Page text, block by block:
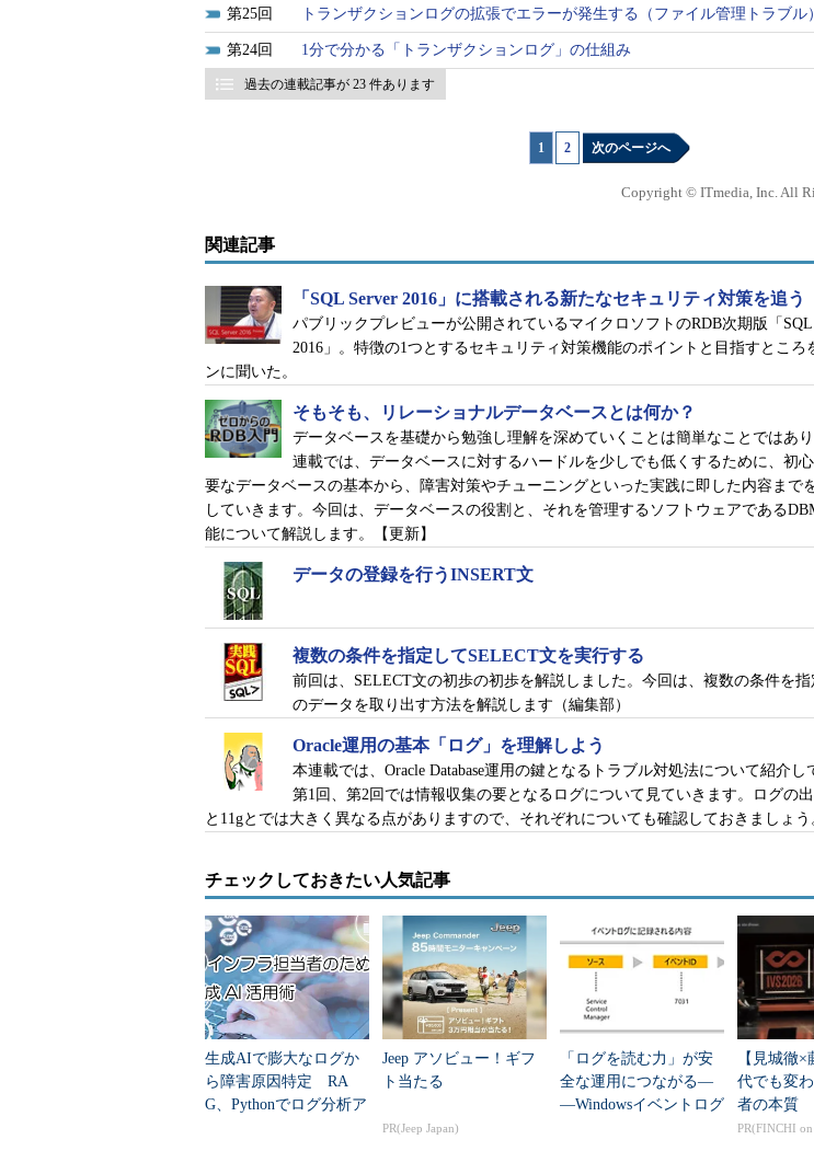
きた。
しかし、根本的な対策としてトラブル事例18の原因として挙げられて
ックアップジョブも後で確認したが通常通り動作しており、根本原因はや
でのトラブルとなってしまったため、技術的な原因だけでなく、ビジネス
トラブルの原因を探る
障害発生直後のエラーログを確認すると、確かにトランザクションログの拡
が出ていました（図19-1）（図19-2）。
図19-1 障害発生直後に取得したsys.databasesでの出力結果
図19-2 障害発生時に出力されていたエラーログ
ただしトラブル事例18 とは違い、今回はバックアップジョブが起動してい
いう、単なるバックアップ運用体制のミスが原因ではありません。
図19-1のsys.databasesでの出力結果には、 log_reuse_wait_desc列にログを再利
理由が記述されます。その値が「NOTHING」ならば「（問題は）なし」です
するデータベース「TESTDB」の値は「LOG_BACKUP」と記述されていまし
25 トランザクションログの拡張でエラーが発生する（ファイル管理トラブル）
24 1分で分かる「トランザクションログ」の仕組み
過去の連載記事が 23 件あります
1 2 次のページへ
Copyright © ITmedia, Inc. All
関連記事
「SQL Server 2016」に搭載される新たなセキュリティ対策を追う
パブリックプレビューが公開されているマイクロソフトのRDB次期版「SQL
2016」。特徴の1つとするセキュリティ対策機能のポイントと目指すところ
ンに聞いた。
そもそも、リレーショナルデータベースとは何か？
データベースを基礎から勉強し理解を深めていくことは簡単なことではあ
連載では、データベースに対するハードルを少しでも低くするために、初
要なデータベースの基本から、障害対策やチューニングといった実践に即した内容まで
していきます。今回は、データベースの役割と、それを管理するソフトウェアである
能について解説します。【更新】
データの登録を行うINSERT文
複数の条件を指定してSELECT文を実行する
前回は、SELECT文の初歩の初歩を解説しました。今回は、複数の条件を
のデータを取り出す方法を解説します（編集部）
Oracle運用の基本「ログ」を理解しよう
本連載では、Oracle Database運用の鍵となるトラブル対処法について紹介し
第1回、第2回では情報収集の要となるログについて見ていきます。ログの
と11gとでは大きく異なる点がありますので、それぞれについても確認しておきましょう
チェックしておきたい人気記事
生成AIで膨大なログか
ら障害原因特定 RA
G、Pythonでログ分析ア
Jeep アソビュー！ギフ
ト当たる
PR(Jeep Japan)
「ログを読む力」が安
全な運用につながる―
―Windowsイベントログ
【見城徹
代でも変
者の本質
PR(FINCHI